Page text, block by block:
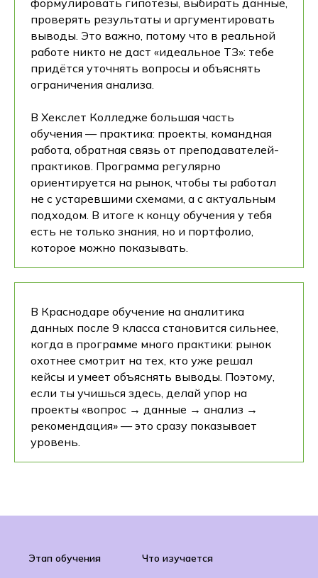
проверять результаты и аргументировать
выводы. Это важно, потому что в реальной
работе никто не даст «идеальное ТЗ»: тебе
придётся уточнять вопросы и объяснять
ограничения анализа.
В Хекслет Колледже большая часть
обучения — практика: проекты, командная
работа, обратная связь от преподавателей-
практиков. Программа регулярно
ориентируется на рынок, чтобы ты работал
не с устаревшими схемами, а с актуальным
подходом. В итоге к концу обучения у тебя
есть не только знания, но и портфолио,
которое можно показывать.
В Краснодаре обучение на аналитика
данных после 9 класса становится сильнее,
когда в программе много практики: рынок
охотнее смотрит на тех, кто уже решал
кейсы и умеет объяснять выводы. Поэтому,
если ты учишься здесь, делай упор на
проекты «вопрос → данные → анализ →
рекомендация» — это сразу показывает
уровень.
Этап обучения Что изучается